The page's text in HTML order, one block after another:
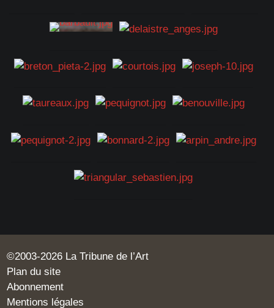
©2003-2026 La Tribune de l’Art
Plan du site
Abonnement
Mentions légales